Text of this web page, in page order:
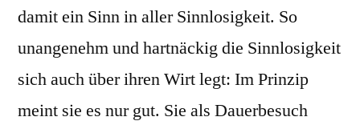
damit ein Sinn in aller Sinnlosigkeit. So
unangenehm und hartnäckig die Sinnlosigkeit
sich auch über ihren Wirt legt: Im Prinzip
meint sie es nur gut. Sie als Dauerbesuch